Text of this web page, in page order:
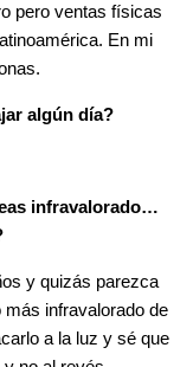
pero ventas físicas
En mi
algún día?
infravalorado…
y quizás parezca
más infravalorado de
a la luz y sé que